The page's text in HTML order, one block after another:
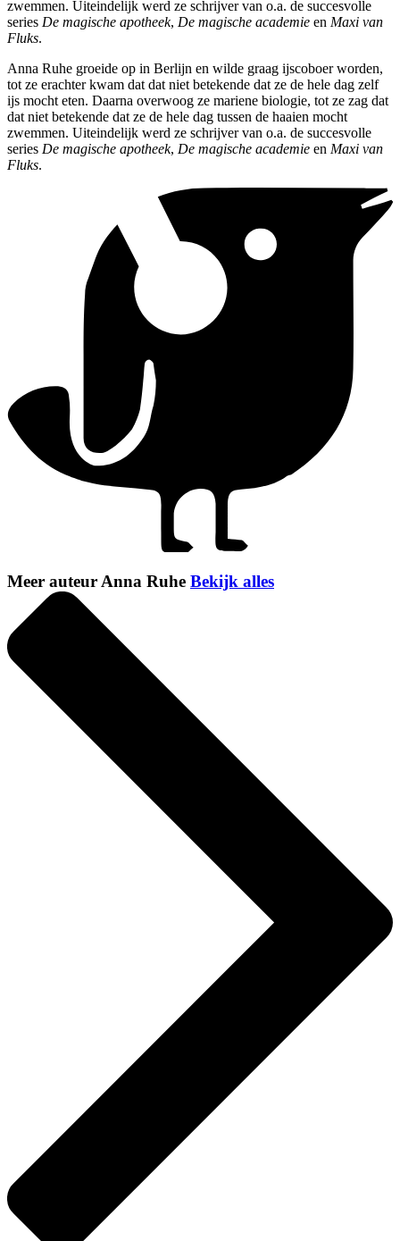
zwemmen. Uiteindelijk werd ze schrijver van o.a. de succesvolle
series De magische apotheek, De magische academie en Maxi van
Fluks.
Anna Ruhe groeide op in Berlijn en wilde graag ijscoboer worden,
tot ze erachter kwam dat dat niet betekende dat ze de hele dag zelf
ijs mocht eten. Daarna overwoog ze mariene biologie, tot ze zag dat
dat niet betekende dat ze de hele dag tussen de haaien mocht
zwemmen. Uiteindelijk werd ze schrijver van o.a. de succesvolle
series De magische apotheek, De magische academie en Maxi van
Fluks.
Meer auteur Anna Ruhe Bekijk alles